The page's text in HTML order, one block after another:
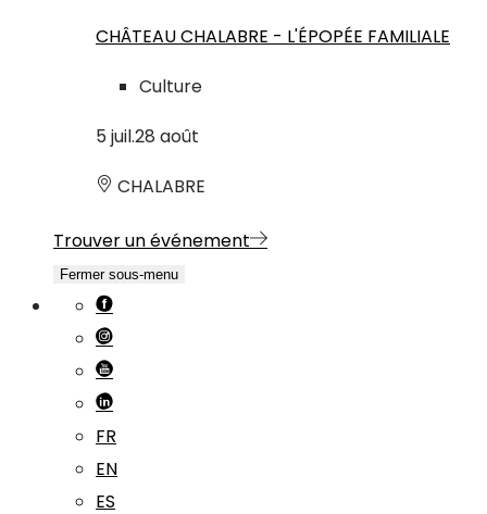
CHÂTEAU CHALABRE - L'ÉPOPÉE FAMILIALE
Culture
5 juil.28 août
CHALABRE
Trouver un événement
Fermer sous-menu
FR
EN
ES